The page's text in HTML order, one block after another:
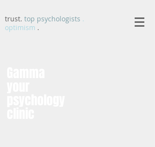
trust. top psychologists .
optimism .